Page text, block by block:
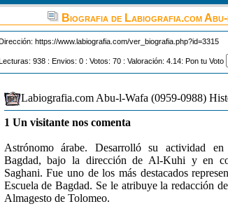
Biografia de Labiografia.com
https://www.labiografia.com/ver_biografia.php?id=3315
938 : Envios: 0 : Votos: 70 : Valoración: 4.14: Pon tu Voto
Labiografia.com Abu-l-Wafa (0959-0988)
1 Un visitante nos comenta
Astrónomo árabe. Desarrolló su actividad
Bagdad, bajo la dirección de Al-Kuhi y en
Saghani. Fue uno de los más destacados
Escuela de Bagdad. Se le atribuye la redacción
Almagesto de Tolomeo.